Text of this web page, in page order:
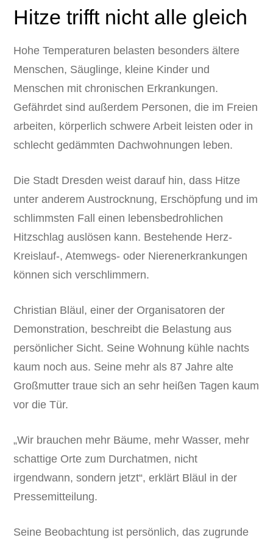
Hitze trifft nicht alle gleich
Hohe Temperaturen belasten besonders ältere
Menschen, Säuglinge, kleine Kinder und
Menschen mit chronischen Erkrankungen.
Gefährdet sind außerdem Personen, die im Freien
arbeiten, körperlich schwere Arbeit leisten oder in
schlecht gedämmten Dachwohnungen leben.
Die Stadt Dresden weist darauf hin, dass Hitze
unter anderem Austrocknung, Erschöpfung und im
schlimmsten Fall einen lebensbedrohlichen
Hitzschlag auslösen kann. Bestehende Herz-
Kreislauf-, Atemwegs- oder Nierenerkrankungen
können sich verschlimmern.
Christian Bläul, einer der Organisatoren der
Demonstration, beschreibt die Belastung aus
persönlicher Sicht. Seine Wohnung kühle nachts
kaum noch aus. Seine mehr als 87 Jahre alte
Großmutter traue sich an sehr heißen Tagen kaum
vor die Tür.
„Wir brauchen mehr Bäume, mehr Wasser, mehr
schattige Orte zum Durchatmen, nicht
irgendwann, sondern jetzt“, erklärt Bläul in der
Pressemitteilung.
Seine Beobachtung ist persönlich, das zugrunde